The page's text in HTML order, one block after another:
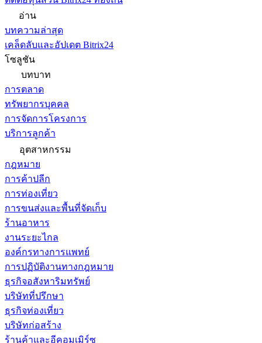
อ่าน
บทความล่าสุด
เคล็ดลับและอัปเดต Bitrix24
โซลูชัน
บทบาท
การตลาด
ทรัพยากรบุคคล
การจัดการโครงการ
บริการลูกค้า
อุตสาหกรรม
กฎหมาย
การค้าปลีก
การท่องเที่ยว
การขนส่งและพื้นที่จัดเก็บ
ร้านอาหาร
งานระยะไกล
องค์กรทางการแพทย์
การปฏิบัติงานทางกฎหมาย
ธุรกิจอสังหาริมทรัพย์
บริษัทที่ปรึกษา
ธุรกิจท่องเที่ยว
บริษัทก่อสร้าง
ร้านค้าและอีคอมเมิร์ซ